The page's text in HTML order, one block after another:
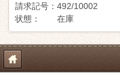
請求記号： 492/10002
状態：
在庫